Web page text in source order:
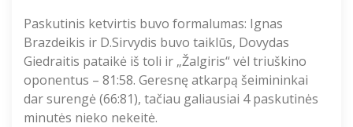
Paskutinis ketvirtis buvo formalumas: Ignas
Brazdeikis ir D.Sirvydis buvo taiklūs, Dovydas
Giedraitis pataikė iš toli ir „Žalgiris“ vėl triuškino
oponentus – 81:58. Geresnę atkarpą šeimininkai
dar surengė (66:81), tačiau galiausiai 4 paskutinės
minutės nieko nekeitė.